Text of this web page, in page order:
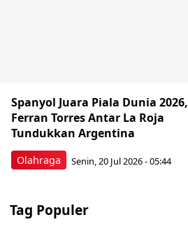
Olahraga
Spanyol Juara Piala Dunia 2026,
Ferran Torres Antar La Roja
Tundukkan Argentina
Senin, 20 Jul 2026 - 05:44
Tag Populer